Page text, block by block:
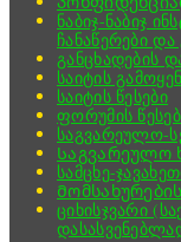
ნაბიჯ-ნაბიჯ
ჩანაწერები და
განცხადების
საიტის
საიტის წესები
ფორუმის
საგვარეულო-
Საგვარეულო
სამცხე-
ციხისჯვარი